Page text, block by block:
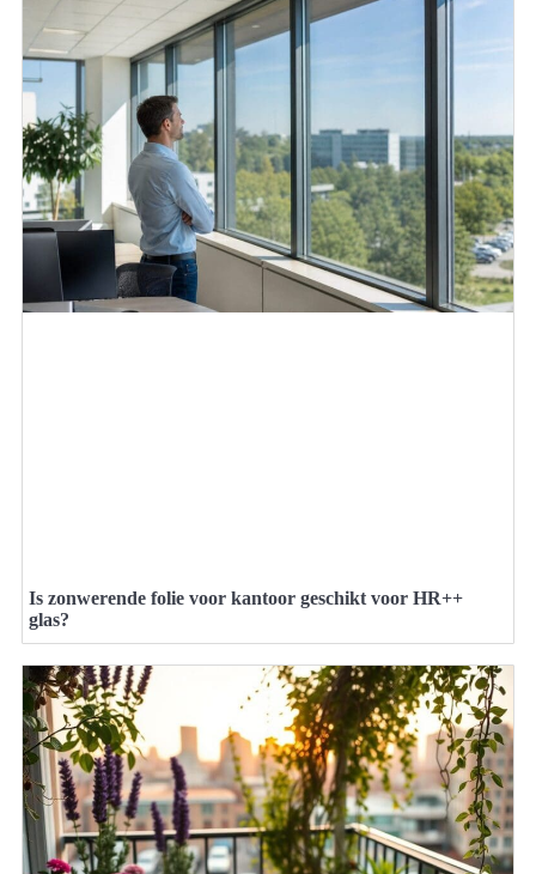
Is zonwerende folie voor kantoor geschikt voor HR++
glas?